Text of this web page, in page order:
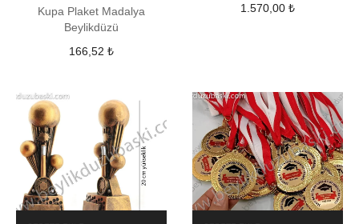
Kupa Plaket Madalya
Beylikdüzü
166,52 ₺
1.570,00₺